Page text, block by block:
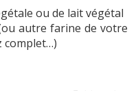
ou de lait végétal
autre farine de votre
complet…)